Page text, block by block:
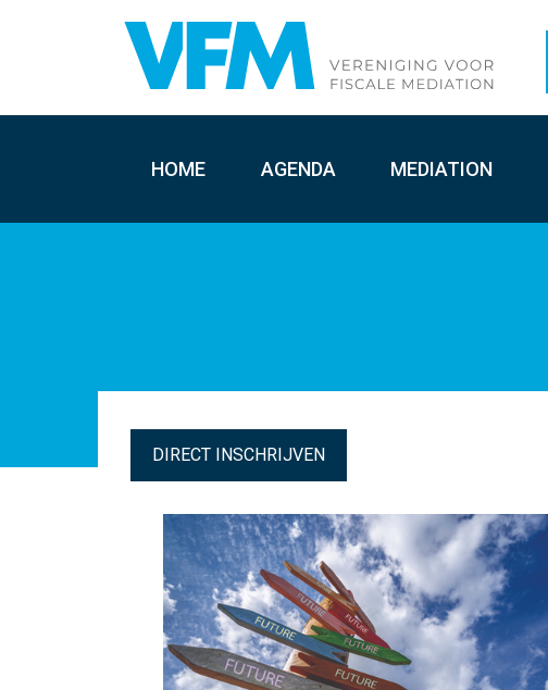
HOME AGENDA MEDIATION
DIRECT INSCHRIJVEN